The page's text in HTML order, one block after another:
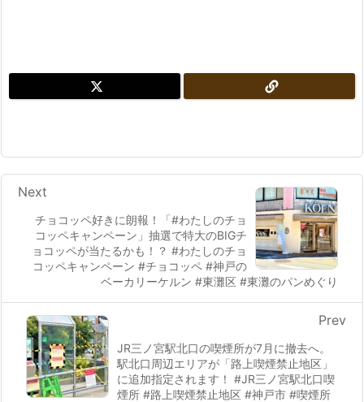
チョコッペ好きに朗報！「#わたしのチョ
コッペキャンペーン」抽選で特大のBIGチ
ョコッペが当たるかも！？ #わたしのチョ
コッペキャンペーン #チョコッペ #神戸の
ベーカリーケルン #東灘区 #東灘のパンめぐり
Next
JR三ノ宮駅北口の喫煙所が7月に撤去へ。
駅北口周辺エリアが「路上喫煙禁止地区」
に追加指定されます！ #JR三ノ宮駅北口喫
煙所 #路上喫煙禁止地区 #神戸市 #喫煙所
Prev